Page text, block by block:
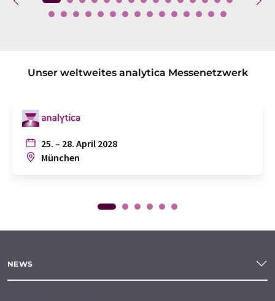
Unser weltweites analytica Messenetzwerk
25. – 28. April 2028
München
NEWS